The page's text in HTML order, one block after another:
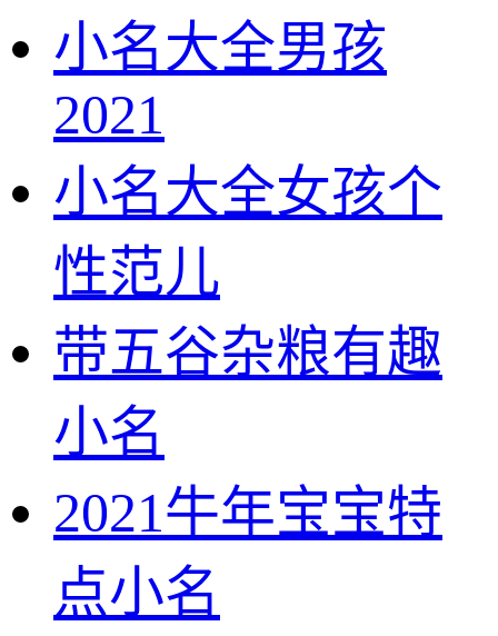
小名大全男孩
2021
小名大全女孩个
性范儿
带五谷杂粮有趣
小名
2021牛年宝宝特
点小名